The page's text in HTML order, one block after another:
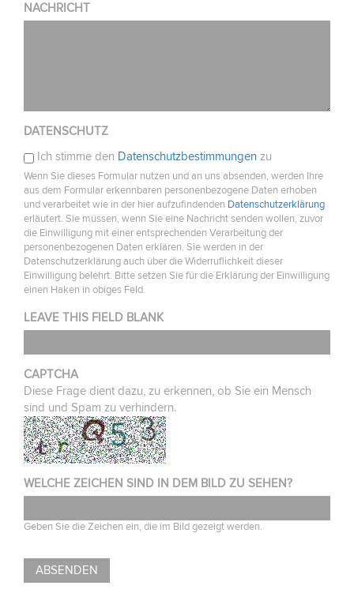
NACHRICHT
DATENSCHUTZ
Ich stimme den Datenschutzbestimmungen zu
Wenn Sie dieses Formular nutzen und an uns absenden, werden Ihre
aus dem Formular erkennbaren personenbezogene Daten erhoben
und verarbeitet wie in der hier aufzufindenden Datenschutzerklärung
erläutert. Sie müssen, wenn Sie eine Nachricht senden wollen, zuvor
die Einwilligung mit einer entsprechenden Verarbeitung der
personenbezogenen Daten erklären. Sie werden in der
Datenschutzerklärung auch über die Widerruflichkeit dieser
Einwilligung belehrt. Bitte setzen Sie für die Erklärung der Einwilligung
einen Haken in obiges Feld.
LEAVE THIS FIELD BLANK
CAPTCHA
Diese Frage dient dazu, zu erkennen, ob Sie ein Mensch
sind und Spam zu verhindern.
WELCHE ZEICHEN SIND IN DEM BILD ZU SEHEN?
Geben Sie die Zeichen ein, die im Bild gezeigt werden.